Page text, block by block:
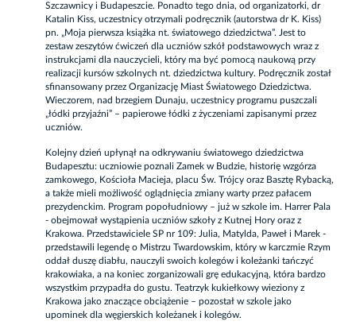
Szczawnicy i Budapeszcie. Ponadto tego dnia, od organizatorki, dr
Katalin Kiss, uczestnicy otrzymali podręcznik (autorstwa dr K. Kiss)
pn. „Moja pierwsza książka nt. światowego dziedzictwa”. Jest to
zestaw zeszytów ćwiczeń dla uczniów szkół podstawowych wraz z
instrukcjami dla nauczycieli, który ma być pomocą naukową przy
realizacji kursów szkolnych nt. dziedzictwa kultury. Podręcznik został
sfinansowany przez Organizację Miast Światowego Dziedzictwa.
Wieczorem, nad brzegiem Dunaju, uczestnicy programu puszczali
„łódki przyjaźni” – papierowe łódki z życzeniami zapisanymi przez
uczniów.
Kolejny dzień upłynął na odkrywaniu światowego dziedzictwa
Budapesztu: uczniowie poznali Zamek w Budzie, historię wzgórza
zamkowego, Kościoła Macieja, placu Św. Trójcy oraz Basztę Rybacką,
a także mieli możliwość oglądnięcia zmiany warty przez pałacem
prezydenckim. Program popołudniowy – już w szkole im. Harrer Pala
- obejmował wystąpienia uczniów szkoły z Kutnej Hory oraz z
Krakowa. Przedstawiciele SP nr 109: Julia, Matylda, Paweł i Marek -
przedstawili legendę o Mistrzu Twardowskim, który w karczmie Rzym
oddał duszę diabłu, nauczyli swoich kolegów i koleżanki tańczyć
krakowiaka, a na koniec zorganizowali grę edukacyjną, która bardzo
wszystkim przypadła do gustu. Teatrzyk kukiełkowy wieziony z
Krakowa jako znaczące obciążenie – pozostał w szkole jako
upominek dla węgierskich koleżanek i kolegów.